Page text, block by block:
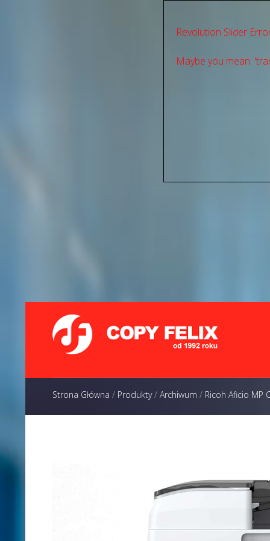
Revolution Slider
Maybe you mean:
Strona Główna / Produkty/ Archiwum / Ricoh Aficio MP